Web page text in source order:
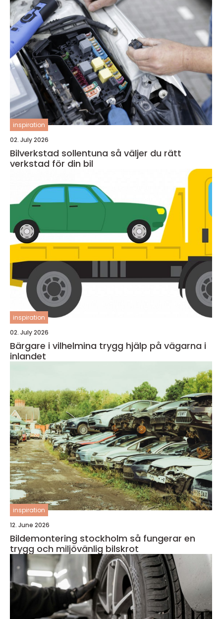
inspiration
02. July 2026
Bilverkstad sollentuna så väljer du rätt
verkstad för din bil
inspiration
02. July 2026
Bärgare i vilhelmina trygg hjälp på vägarna i
inlandet
inspiration
12. June 2026
Bildemontering stockholm så fungerar en
trygg och miljövänlig bilskrot